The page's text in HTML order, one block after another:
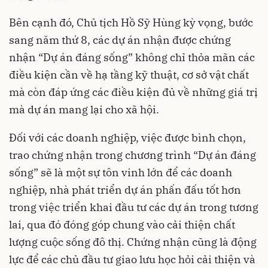
Bên cạnh đó, Chủ tịch Hồ Sỹ Hùng kỳ vọng, bước
sang năm thứ 8, các dự án nhận được chứng
nhận “Dự án đáng sống” không chỉ thỏa mãn các
điều kiện cần về hạ tầng kỹ thuật, cơ sở vật chất
mà còn đáp ứng các điều kiện đủ về những giá trị
mà dự án mang lại cho xã hội.
Đối với các doanh nghiệp, việc được bình chọn,
trao chứng nhận trong chương trình “Dự án đáng
sống” sẽ là một sự tôn vinh lớn để các doanh
nghiệp, nhà phát triển dự án phấn đấu tốt hơn
trong việc triển khai đầu tư các dự án trong tương
lai, qua đó đóng góp chung vào cải thiện chất
lượng cuộc sống đô thị. Chứng nhận cũng là động
lực để các chủ đầu tư giao lưu học hỏi cải thiện và